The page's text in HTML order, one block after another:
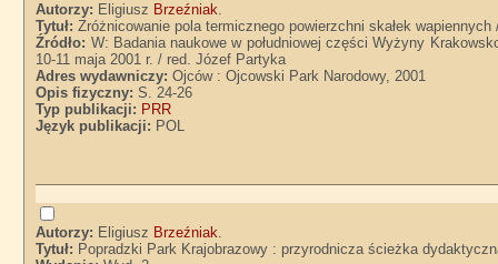
Autorzy: Eligiusz Brzeźniak.
Tytuł:Zróżnicowanie pola termicznego powierzchni skałek
Źródło: W: Badania naukowe w południowej części Wyżyny
10-11 maja 2001 r. / red. Józef Partyka
Adres wydawniczy:Ojców : Ojcowski Park Narodowy, 2001
Opis fizyczny:S. 24-26
Typ publikacji: PRR
Język publikacji: POL
Autorzy: Eligiusz Brzeźniak.
Tytuł: Popradzki Park Krajobrazowy : przyrodnicza ścieżka